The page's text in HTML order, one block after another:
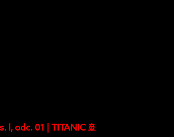
l, odc. 01 | TITANIC 🚢